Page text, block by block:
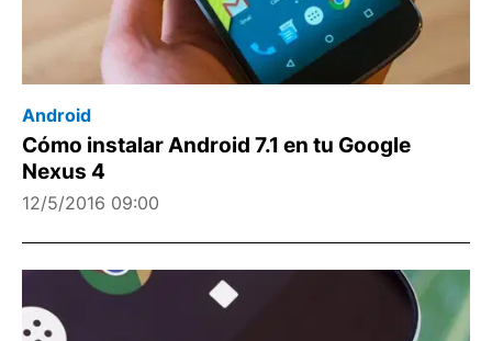
Android
Cómo instalar Android 7.1 en tu Google
Nexus 4
12/5/2016 09:00